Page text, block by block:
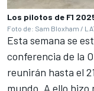
Los pilotos de F1
Foto de: Sam Bloxham /
Esta semana se
conferencia de la
reunirán hasta el
mundo. A ello